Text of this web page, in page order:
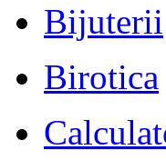
Bijuterii
Birotica